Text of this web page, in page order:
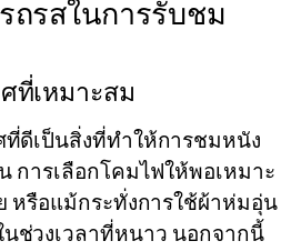
ถรสในการรับชม
ที่เหมาะสม
ที่ดีเป็นสิ่งที่ทำให้การชมหนัง
การเลือกโคมไฟให้พอเหมาะ
หรือแม้กระทั่งการใช้ผ้าห่มอุ่น
ช่วงเวลาที่หนาว นอกจากนี้